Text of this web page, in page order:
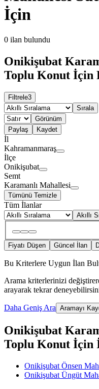
İçin
0 ilan bulundu
Onikişubat
Toplu Konut İçin
Filtrele3
Sırala
Görünüm
Paylaş
Kaydet
İl
Kahramanmaraş
İlçe
Onikişubat
Semt
Karamanlı Mahallesi
Tümünü Temizle
Tüm İlanlar
Akıllı
Fiyatı Düşen Güncel İlan
Bu Kriterlere Uygun İlan
Arama kriterlerinizi
arayarak tekrar
Daha Geniş Ara Aramayı
Onikişubat
Toplu Konut
Onikişubat Önsen
Onikişubat Üngüt